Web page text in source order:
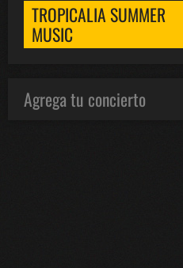
TROPICALIA SUMMER
MUSIC
Agrega tu concierto